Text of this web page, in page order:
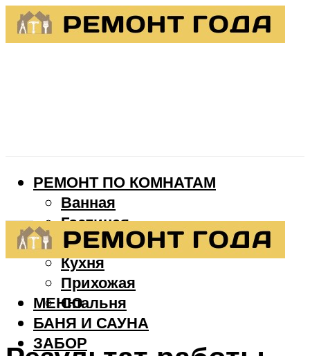
РЕМОНТ ПО КОМНАТАМ
Ванная
Гостиная
Детская
Кухня
Прихожая
Спальня
БАНЯ И САУНА
ЗАБОР
МЕНЮ